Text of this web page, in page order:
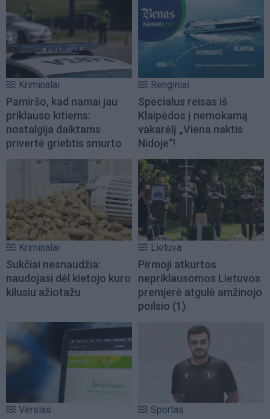
Kriminalai
Pamiršo, kad namai jau
priklauso kitiems:
nostalgija daiktams
privertė griebtis smurto
Renginiai
Specialus reisas iš
Klaipėdos į nemokamą
vakarėlį „Viena naktis
Nidoje“!
Kriminalai
Sukčiai nesnaudžia:
naudojasi dėl kietojo kuro
kilusiu ažiotažu
Lietuva
Pirmoji atkurtos
nepriklausomos Lietuvos
premjerė atgulė amžinojo
poilsio (1)
Verslas Sportas